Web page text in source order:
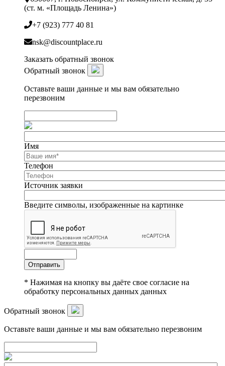
(ст. м. «Площадь Ленина»)
+7 (923) 777 40 81
nsk@discountplace.ru
Заказать обратный звонок
Обратный звонок
Оставьте ваши данные и мы вам обязательно
перезвоним
Имя
Телефон
Источник заявки
Введите символы, изображенные на картинке
Отправить
* Нажимая на кнопку вы даёте свое согласие на
обработку персональных данных данных
Обратный звонок
Оставьте ваши данные и мы вам обязательно перезвоним